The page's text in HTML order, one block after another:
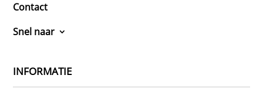
Contact
Snel naar
INFORMATIE